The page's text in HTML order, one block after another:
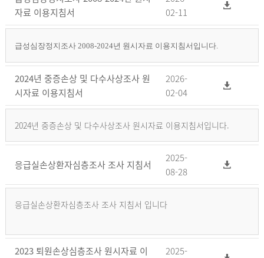
자료 이용지침서
02-11
급성심장정지조사 2008-2024년 원시자료 이용지침서입니다.
2024년 중증손상 및 다수사상조사 원
시자료 이용지침서
2026-
02-04
2024년 중증손상 및 다수사상조사 원시자료 이용지침서입니다.
응급실손상환자심층조사 조사 지침서
2025-
08-28
응급실손상환자심층조사 조사 지침서 입니다
2023 퇴원손상심층조사 원시자료 이
2025-